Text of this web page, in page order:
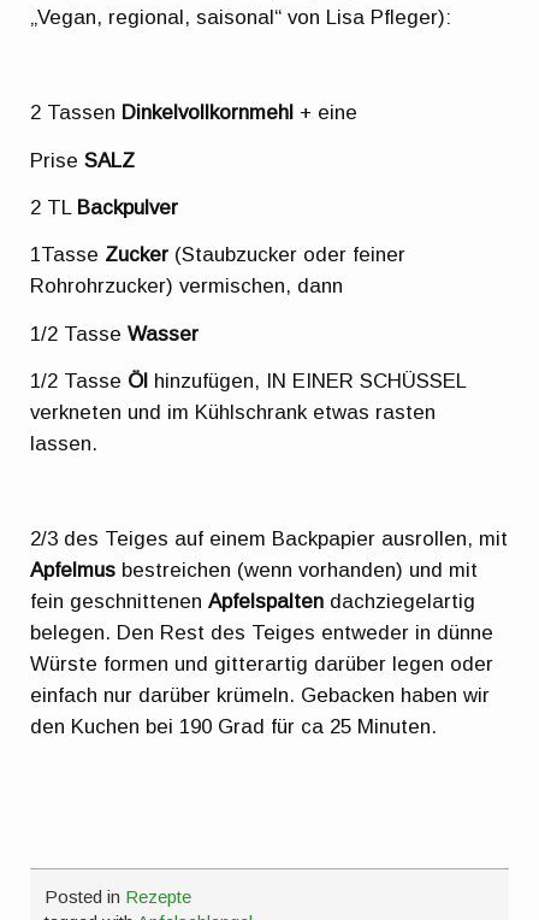
„Vegan, regional, saisonal“ von Lisa Pfleger):
2 Tassen Dinkelvollkornmehl + eine
PriseSALZ
2 TL Backpulver
1Tasse Zucker (Staubzucker oder feiner
Rohrohrzucker) vermischen, dann
1/2 TasseWasser
1/2 Tasse Öl hinzufügen, IN EINER SCHÜSSEL
verkneten und im Kühlschrank etwas rasten
lassen.
2/3 des Teiges auf einem Backpapier ausrollen, mit
Apfelmus bestreichen (wenn vorhanden) und mit
fein geschnittenenApfelspalten dachziegelartig
belegen. Den Rest des Teiges entweder in dünne
Würste formen und gitterartig darüber legen oder
einfach nur darüber krümeln. Gebacken haben wir
den Kuchen bei 190 Grad für ca 25 Minuten.
Posted in Rezepte